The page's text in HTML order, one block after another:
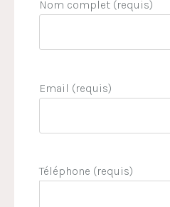
Nom complet (requis)
Email (requis)
Téléphone (requis)